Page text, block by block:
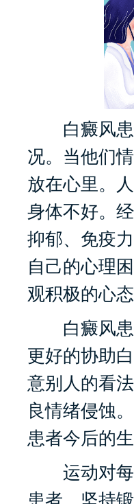
白癜风患
况。当他们
放在心里。
身体不好。
抑郁、免疫
自己的心理
观积极的心
白癜风患
更好的协助
意别人的看
良情绪侵蚀
患者今后的
运动对每